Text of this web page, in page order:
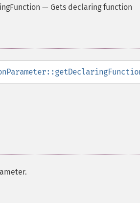
— Gets declaring function